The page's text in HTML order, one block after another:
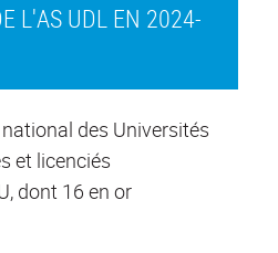
L'AS UDL EN 2024-
des Universités
et licenciés
dont 16 en or